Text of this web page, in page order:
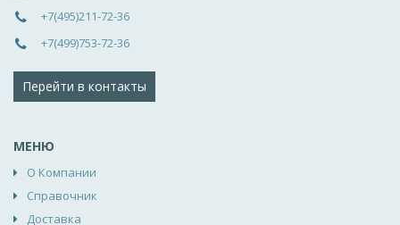
+7(495)211-72-36
+7(499)753-72-36
Перейти в контакты
МЕНЮ
О Компании
Справочник
Доставка